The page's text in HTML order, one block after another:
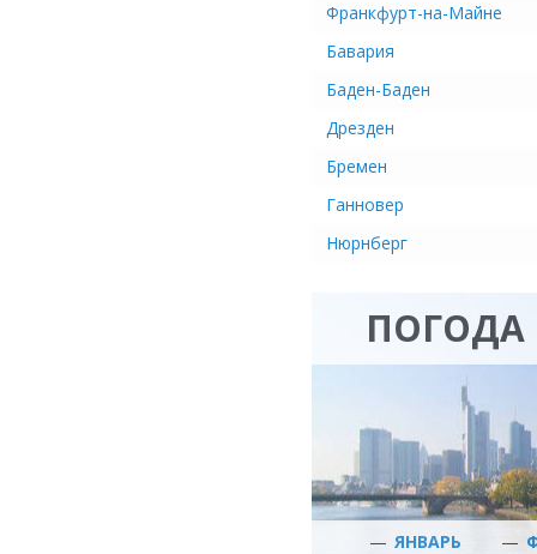
Франкфурт-на-Майне
Бавария
Баден-Баден
Дрезден
Бремен
Ганновер
Нюрнберг
ПОГОДА
— ЯНВАРЬ —